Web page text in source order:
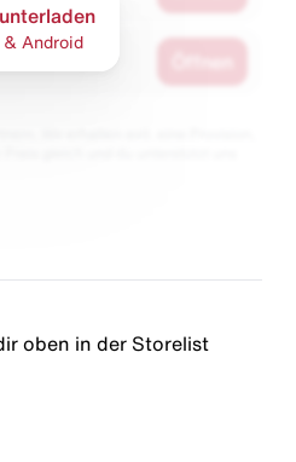
& Android
oben in der Storelist